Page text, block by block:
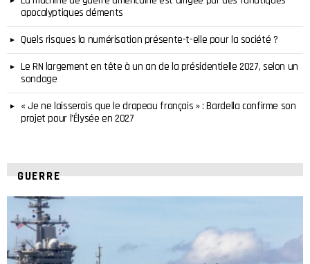
apocalyptiques déments
Quels risques la numérisation présente-t-elle pour la société ?
Le RN largement en tête à un an de la présidentielle 2027, selon un
sondage
« Je ne laisserais que le drapeau français » : Bardella confirme son
projet pour l’Élysée en 2027
GUERRE